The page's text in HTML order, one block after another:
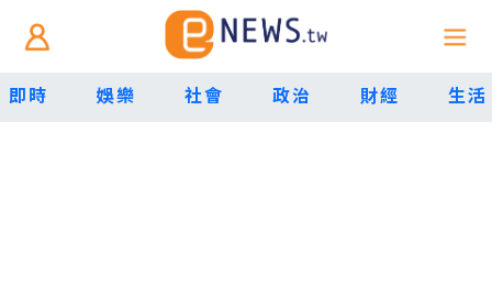
即時 娛樂 社會 政治 財經 生活